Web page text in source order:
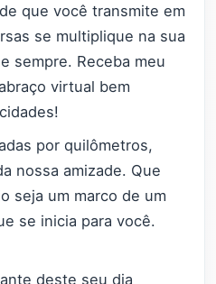
que você transmite em
se multiplique na sua
sempre. Receba meu
virtual bem
por quilômetros,
nossa amizade. Que
seja um marco de um
se inicia para você.
deste seu dia